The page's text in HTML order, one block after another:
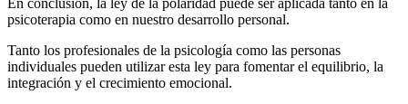
En conclusión, la ley de la polaridad puede ser aplicada tanto en la
psicoterapia como en nuestro desarrollo personal.
Tanto los profesionales de la psicología como las personas
individuales pueden utilizar esta ley para fomentar el equilibrio, la
integración y el crecimiento emocional.